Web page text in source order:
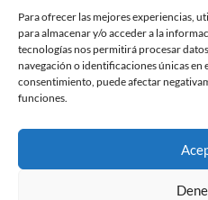
Para ofrecer las mejores experiencias,
para almacenar y/o acceder a la
tecnologías nos permitirá procesar
navegación o identificaciones únicas en
consentimiento, puede afectar
funciones.
Popular
LATEST